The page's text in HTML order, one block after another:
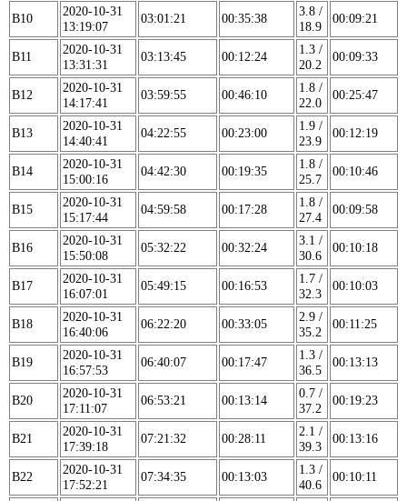
B10
2020-10-31
13:19:07
03:01:21 00:35:38
3.8 /
18.9
00:09:21
B11
2020-10-31
13:31:31
03:13:45 00:12:24
1.3 /
20.2
00:09:33
B12
2020-10-31
14:17:41
03:59:55 00:46:10
1.8 /
22.0
00:25:47
B13
2020-10-31
14:40:41
04:22:55 00:23:00
1.9 /
23.9
00:12:19
B14
2020-10-31
15:00:16
04:42:30 00:19:35
1.8 /
25.7
00:10:46
B15
2020-10-31
15:17:44
04:59:58 00:17:28
1.8 /
27.4
00:09:58
B16
2020-10-31
15:50:08
05:32:22 00:32:24
3.1 /
30.6
00:10:18
B17
2020-10-31
16:07:01
05:49:15 00:16:53
1.7 /
32.3
00:10:03
B18
2020-10-31
16:40:06
06:22:20 00:33:05
2.9 /
35.2
00:11:25
B19
2020-10-31
16:57:53
06:40:07 00:17:47
1.3 /
36.5
00:13:13
B20
2020-10-31
17:11:07
06:53:21 00:13:14
0.7 /
37.2
00:19:23
B21
2020-10-31
17:39:18
07:21:32 00:28:11
2.1 /
39.3
00:13:16
B22
2020-10-31
17:52:21
07:34:35 00:13:03
1.3 /
40.6
00:10:11